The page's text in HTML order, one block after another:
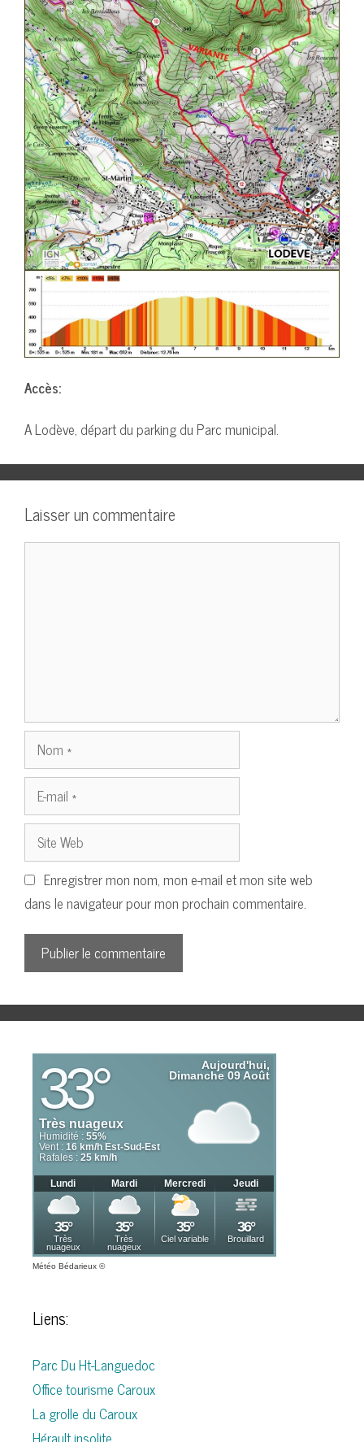
Accès:
A Lodève, départ du parking du Parc municipal.
Laisser un commentaire
Nom
mail
Site
Web
Enregistrer mon nom, mon e-mail et mon site web
dans le navigateur pour mon prochain commentaire.
Météo Bédarieux ©
Liens:
Parc Du Ht-Languedoc
Office tourisme Caroux
La grolle du Caroux